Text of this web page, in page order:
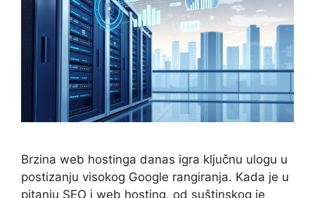
Brzina web hostinga danas igra ključnu ulogu u
postizanju visokog Google rangiranja. Kada je u
pitanju SEO i web hosting, od suštinskog je